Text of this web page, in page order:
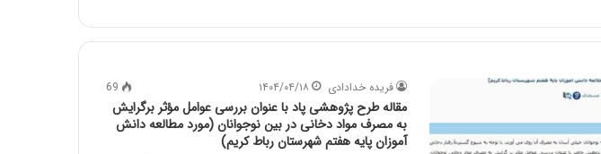
فریده خدادادی ۱۴۰۴/۰۴/۱۸ 69
مقاله طرح پژوهشی پاد با عنوان بررسی عوامل مؤثر برگرایش
به مصرف مواد دخانی در بین نوجوانان (مورد مطالعه دانش
آموزان پایۀ هفتم شهرستان رباط کریم)